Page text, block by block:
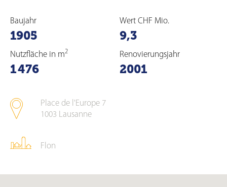
Baujahr
1905
Wert CHF Mio.
9,3
Nutzfläche in m2
1 476
Renovierungsjahr
2001
Place de l'Europe 7
1003 Lausanne
Flon